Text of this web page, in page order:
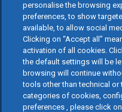
personalise the browsing
preferences, to show
available, to allow social
Clicking on “Accept all”
activation of all cookies.
the default settings will be
browsing will continue
tools other than technical or
categories of cookies,
preferences , please click